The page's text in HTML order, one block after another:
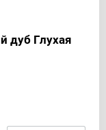
дуб Глухая